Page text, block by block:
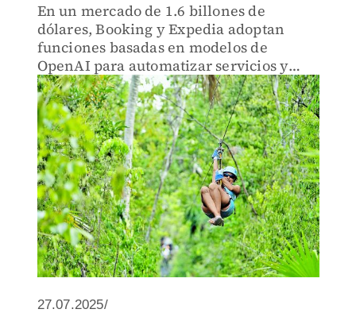
En un mercado de 1.6 billones de
dólares, Booking y Expedia adoptan
funciones basadas en modelos de
OpenAI para automatizar servicios y
nuevas herramientas digitales como
planeadores
27.07.2025/